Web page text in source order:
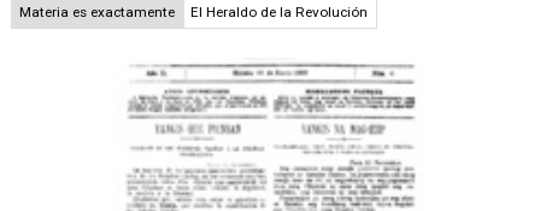
Materia es exactamente El Heraldo de la Revolución